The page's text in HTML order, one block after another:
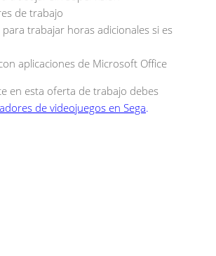
de trabajo
trabajar horas adicionales si es
aplicaciones de Microsoft Office
en esta oferta de trabajo debes
de videojuegos en Sega.